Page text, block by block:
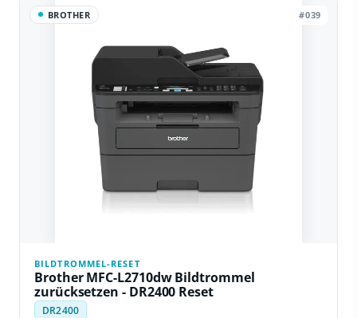
BROTHER #039
BILDTROMMEL-RESET
Brother MFC-L2710dw Bildtrommel
zurücksetzen - DR2400 Reset
DR2400